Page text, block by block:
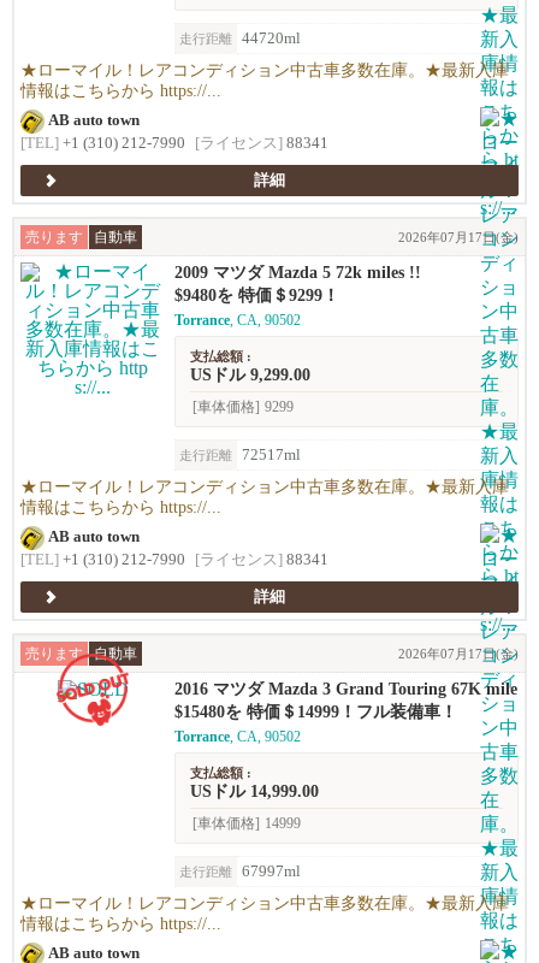
走行距離 44720ml
★ローマイル！レアコンディション中古車多数在庫。★最新入庫
情報はこちらから https://...
AB auto town
[TEL] +1 (310) 212-7990 [ライセンス] 88341
詳細
売ります 自動車 2026年07月17日(金)
2009 マツダ Mazda 5 72k miles !!
$9480を 特価＄9299！
Torrance, CA, 90502
支払総額 :
USドル 9,299.00
[車体価格] 9299
走行距離 72517ml
★ローマイル！レアコンディション中古車多数在庫。★最新入庫
情報はこちらから https://...
AB auto town
[TEL] +1 (310) 212-7990 [ライセンス] 88341
詳細
売ります 自動車 2026年07月17日(金)
2016 マツダ Mazda 3 Grand Touring 67K mile
s !
$15480を 特価＄14999！フル装備車！
Torrance, CA, 90502
支払総額 :
USドル 14,999.00
[車体価格] 14999
走行距離 67997ml
★ローマイル！レアコンディション中古車多数在庫。★最新入庫
情報はこちらから https://...
AB auto town